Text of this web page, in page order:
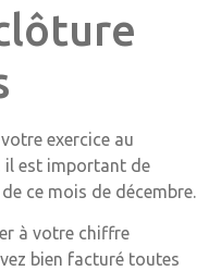
exercice au
il est important de
ce mois de décembre.
à votre chiffre
bien facturé toutes